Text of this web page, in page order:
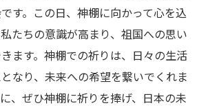
す。この日、神棚に向かって心を込
たちの意識が高まり、祖国への思い
ます。神棚での祈りは、日々の生活
なり、未来への希望を繋いでくれま
、ぜひ神棚に祈りを捧げ、日本の未